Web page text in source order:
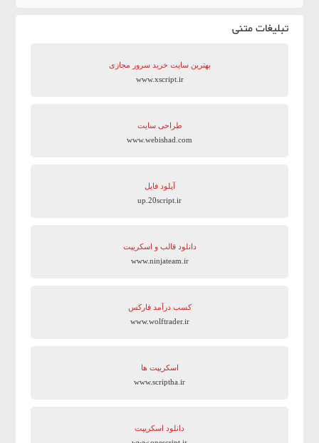
تبلیغات متنی
بهترین سایت‌ خرید سرور مجازی
www.xscript.ir
طراحی سایت
www.webishad.com
آپلود فایل
up.20script.ir
دانلود قالب و اسکریپت
www.ninjateam.ir
کسب درآمد فارکس
www.wolftrader.ir
اسکریپت ها
www.scriptha.ir
دانلود اسکریپت